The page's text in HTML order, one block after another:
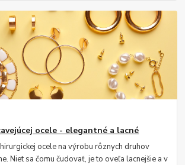
ocele - elegantné a lacné
ocele na výrobu rôznych druhov
Niet sa čomu čudovať, je to oveľa lacnejšie a v